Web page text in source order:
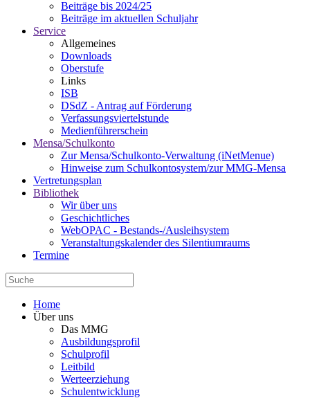
Beiträge bis 2024/25
Beiträge im aktuellen Schuljahr
Service
Allgemeines
Downloads
Oberstufe
Links
ISB
DSdZ - Antrag auf Förderung
Verfassungsviertelstunde
Medienführerschein
Mensa/Schulkonto
Zur Mensa/Schulkonto-Verwaltung (iNetMenue)
Hinweise zum Schulkontosystem/zur MMG-Mensa
Vertretungsplan
Bibliothek
Wir über uns
Geschichtliches
WebOPAC - Bestands-/Ausleihsystem
Veranstaltungskalender des Silentiumraums
Termine
Home
Über uns
Das MMG
Ausbildungsprofil
Schulprofil
Leitbild
Werteerziehung
Schulentwicklung